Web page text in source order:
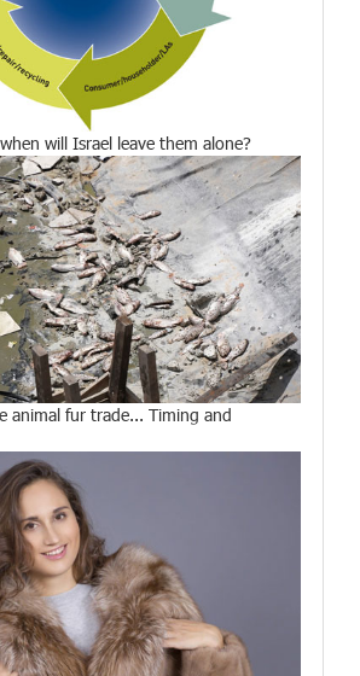
will Israel leave them alone?
animal fur trade... Timing and